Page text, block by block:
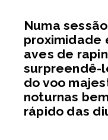
Numa
proximidade
aves de
surpreendê-
do voo
noturnas
rápido das